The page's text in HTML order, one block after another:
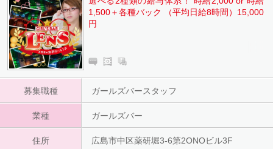
1,500＋各種バック （平均日給8時間）15,000
円
募集職種 ガールズバースタッフ
業種 ガールズバー
住所 広島市中区薬研堀3-6第2ONOビル3F